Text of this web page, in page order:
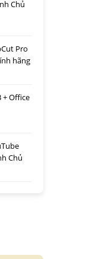
Chủ
Pro
hãng
+ Office
Chủ